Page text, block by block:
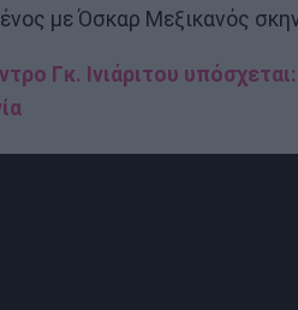
με Όσκαρ Μεξικανός
Γκ. Ινιάριτου